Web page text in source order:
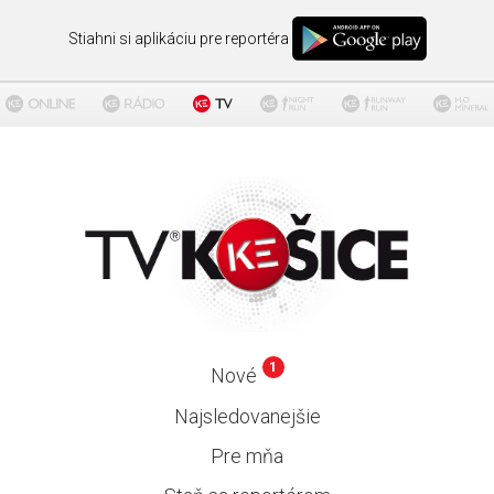
Stiahni si aplikáciu pre reportéra
Nové 1
Najsledovanejšie
Pre mňa